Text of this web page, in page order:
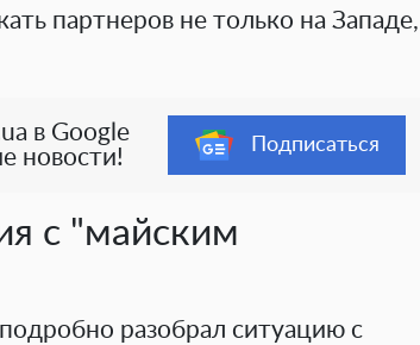
партнеров не только на Западе,
в Google
новости!
Подписаться
с "майским
разобрал ситуацию с